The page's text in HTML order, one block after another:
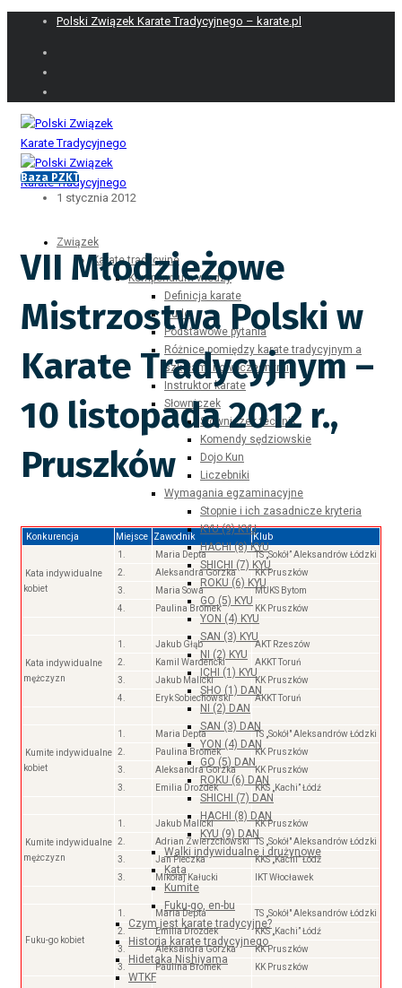
Polski Związek Karate Tradycyjnego – karate.pl
Baza PZKT
Związek
Karate tradycyjne
Kompendium wiedzy
Definicja karate
Budo
Podstawowe pytania
Różnice pomiędzy karate tradycyjnym a
szkołami nowoczesnymi
Instruktor karate
Słowniczek
Słowniczek technik
Komendy sędziowskie
Dojo Kun
Liczebniki
Wymagania egzaminacyjne
Stopnie i ich zasadnicze kryteria
KYU (9) KYU
HACHI (8) KYU
SHICHI (7) KYU
ROKU (6) KYU
GO (5) KYU
YON (4) KYU
SAN (3) KYU
NI (2) KYU
ICHI (1) KYU
SHO (1) DAN
NI (2) DAN
SAN (3) DAN
YON (4) DAN
GO (5) DAN
ROKU (6) DAN
SHICHI (7) DAN
HACHI (8) DAN
KYU (9) DAN
Walki indywidualne i drużynowe
Kata
Kumite
Fuku-go, en-bu
Czym jest karate tradycyjne?
Historia karate tradycyjnego
Hidetaka Nishiyama
WTKF
1 stycznia 2012
VII Młodzieżowe
Mistrzostwa Polski w
Karate Tradycyjnym –
10 listopada 2012 r.,
Pruszków
Konkurencja Miejsce Zawodnik Klub
Kata indywidualne
kobiet
1. Maria Depta
TS „Sokół” Aleksandrów Łódzki
2.
Aleksandra Gorzka
KK Pruszków
3.
Maria Sowa
MUKS Bytom
4.
Paulina Bromek KK Pruszków
Kata indywidualne
mężczyzn
1. Jakub Głąb
AKT Rzeszów
2.
Kamil Wardencki
AKKT Toruń
3.
Jakub Malicki
KK Pruszków
4.
Eryk Sobiechowski AKKT Toruń
Kumite indywidualne
kobiet
1. Maria Depta
TS „Sokół" Aleksandrów Łódzki
2.
Paulina Bromek
KK Pruszków
3.
Aleksandra Gorzka
KK Pruszków
3.
Emilia Drozdek KKS „Kachi” Łódź
Kumite indywidualne
mężczyzn
1. Jakub Malicki
KK Pruszków
2.
Adrian Zwierzchowski TS „Sokół" Aleksandrów Łódzki
3.
Jan Pieczka
KKS „Kachi” Łódź
3.
Mikołaj Kałucki IKT Włocławek
Fuku-go kobiet
1. Maria Depta
TS „Sokół" Aleksandrów Łódzki
2.
Emilia Drozdek
KKS „Kachi” Łódź
3.
Aleksandra Gorzka
KK Pruszków
3.
Paulina Bromek KK Pruszków